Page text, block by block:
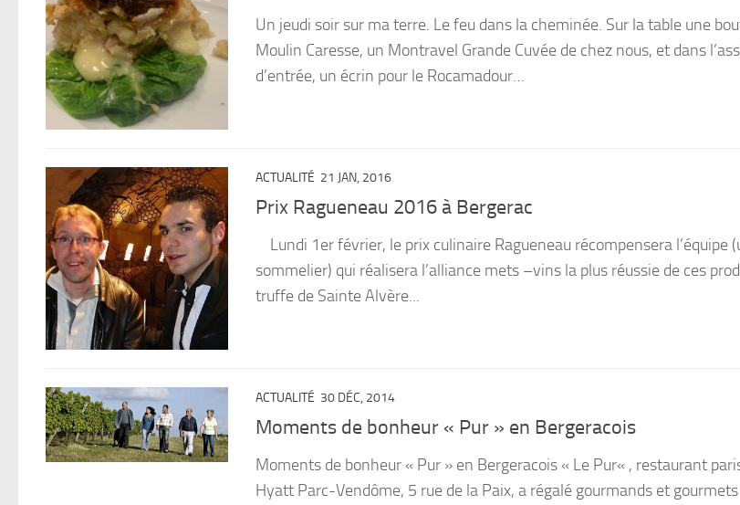
Un jeudi soir sur ma terre. Le feu dans la cheminée. Sur la table une
Moulin Caresse, un Montravel Grande Cuvée de chez nous, et dans
d’entrée, un écrin pour le Rocamadour…
ACTUALITÉ 21 JAN, 2016
Prix Ragueneau 2016 à Bergerac
Lundi 1er février, le prix culinaire Ragueneau récompensera l’équipe
sommelier) qui réalisera l’alliance mets –vins la plus réussie de ces
truffe de Sainte Alvère...
ACTUALITÉ 30 DÉC, 2014
Moments de bonheur « Pur » en Bergeracois
Moments de bonheur « Pur » en Bergeracois « Le Pur« , restaurant
Hyatt Parc-Vendôme, 5 rue de la Paix, a régalé gourmands et